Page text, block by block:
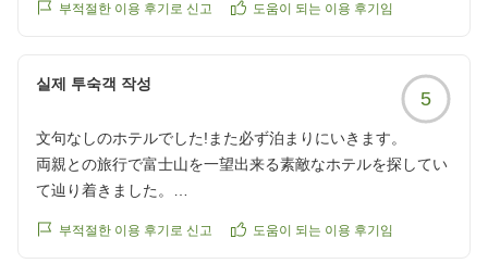
https://review.travel.rakuten.co.jp/hotel/voice/29755?
부적절한 이용 후기로 신고 도움이 되는 이용 후기임
실제 투숙객 작성
5
文句なしのホテルでした!また必ず泊まりにいきます。
両親との旅行で富士山を一望出来る素敵なホテルを探してい
て辿り着きました。
通り素晴らしいホテルで帰りたくなくなる程でした 笑
부적절한 이용 후기로 신고 도움이 되는 이용 후기임